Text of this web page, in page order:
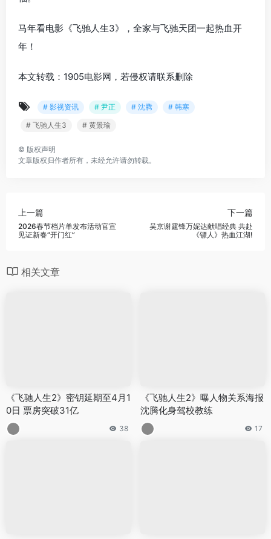
马年看电影《飞驰人生3》，全家与飞驰天团一起热血开
年！
本文转载：1905电影网，若侵权请联系删除
# 影视资讯 # 尹正 # 沈腾
# 韩寒
# 飞驰人生3
# 黄景瑜
© 版权声明
文章版权归作者所有，未经允许请勿转载。
上一篇
2026春节档片单发布活动官宣
见证新春“开门红”
下一篇
吴京谢霆锋万妮达献唱经典 共赴
《镖人》热血江湖!
相关文章
《飞驰人生2》密钥延期至4月1
0日 票房突破31亿
38
《飞驰人生2》曝人物关系海报
沈腾化身驾校教练
17